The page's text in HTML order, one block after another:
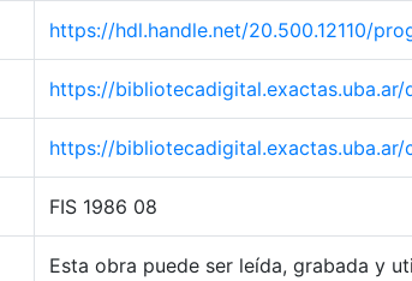
https://hdl.handle.net/20.500.12110/
https://
https://
FIS 1986 08
Esta obra puede ser leída, grabada y